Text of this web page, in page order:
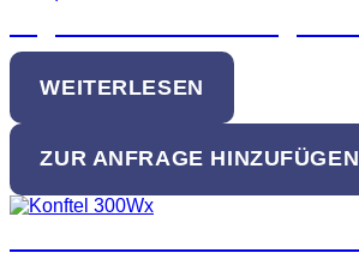
WEITERLESEN
ZUR ANFRAGE HINZUFÜGEN